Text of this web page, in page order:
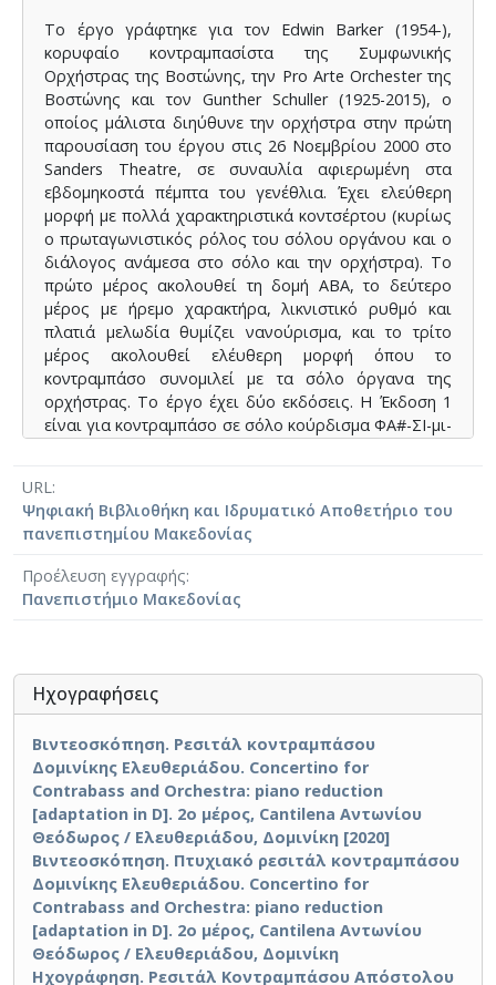
Το έργο γράφτηκε για τον Edwin Barker (1954-),
κορυφαίο κοντραμπασίστα της Συμφωνικής
Ορχήστρας της Βοστώνης, την Pro Αrte Orchester της
Βοστώνης και τον Gunther Schuller (1925-2015), ο
οποίος μάλιστα διηύθυνε την ορχήστρα στην πρώτη
παρουσίαση του έργου στις 26 Νοεμβρίου 2000 στο
Sanders Theatre, σε συναυλία αφιερωμένη στα
εβδομηκοστά πέμπτα του γενέθλια. Έχει ελεύθερη
μορφή με πολλά χαρακτηριστικά κοντσέρτου (κυρίως
ο πρωταγωνιστικός ρόλος του σόλου οργάνου και ο
διάλογος ανάμεσα στο σόλο και την ορχήστρα). Το
πρώτο μέρος ακολουθεί τη δομή ΑΒΑ, το δεύτερο
μέρος με ήρεμο χαρακτήρα, λικνιστικό ρυθμό και
πλατιά μελωδία θυμίζει νανούρισμα, και το τρίτο
μέρος ακολουθεί ελέυθερη μορφή όπου το
κοντραμπάσο συνομιλεί με τα σόλο όργανα της
ορχήστρας. Το έργο έχει δύο εκδόσεις. Η Έκδοση 1
είναι για κοντραμπάσο σε σόλο κούρδισμα ΦΑ#-ΣΙ-μι-
ενορχήστρωση σε Σι ύφεση. Υπάρχουν άλλες δύο
(Έκδοση 1 και 2) εκφράσεις του έργου, όπου το
μέρος της ορχήστρας έχει γίνει μεταγραφή για πιάνο.
URL
Ψηφιακή Βιβλιοθήκη και Ιδρυματικό Αποθετήριο του
πανεπιστημίου Μακεδονίας
Προέλευση εγγραφής
Πανεπιστήμιο Μακεδονίας
Ηχογραφήσεις
Βιντεοσκόπηση. Ρεσιτάλ κοντραμπάσου
Δομινίκης Ελευθεριάδου. Concertino for
Contrabass and Orchestra: piano reduction
[adaptation in D]. 2ο μέρος, Cantilena Αντωνίου
Θεόδωρος / Ελευθεριάδου, Δομινίκη [2020]
Βιντεοσκόπηση. Πτυχιακό ρεσιτάλ κοντραμπάσου
Δομινίκης Ελευθεριάδου. Concertino for
Contrabass and Orchestra: piano reduction
[adaptation in D]. 2ο μέρος, Cantilena Αντωνίου
Θεόδωρος / Ελευθεριάδου, Δομινίκη
Ηχογράφηση. Ρεσιτάλ Κοντραμπάσου Απόστολου